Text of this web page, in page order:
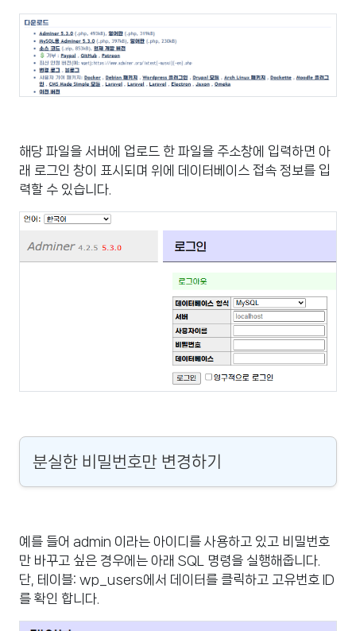
해당 파일을 서버에 업로드 한 파일을 주소창에 입력하면 아
래 로그인 창이 표시되며 위에 데이터베이스 접속 정보를 입
력할 수 있습니다.
분실한 비밀번호만 변경하기
예를 들어 admin 이라는 아이디를 사용하고 있고 비밀번호
만 바꾸고 싶은 경우에는 아래 SQL 명령을 실행해줍니다.
단, 테이블: wp_users에서 데이터를 클릭하고 고유번호 ID
를 확인 합니다.